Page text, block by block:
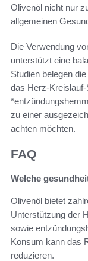
Olivenöl nicht nur
allgemeinen
Die Verwendung
unterstützt eine
Studien belegen
das Herz-
zu einer
achten möchten.
FAQ
Welche
Olivenöl bietet
Unterstützung der
sowie
Konsum kann das
reduzieren.